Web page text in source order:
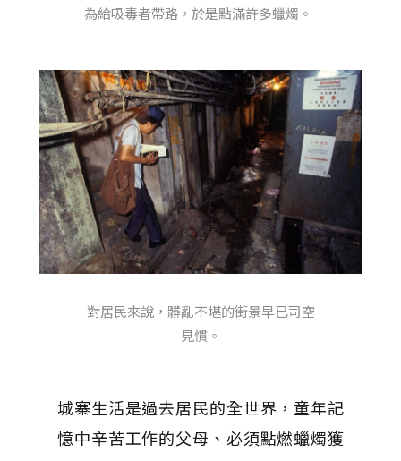
為給吸毒者帶路，於是點滿許多蠟燭。
對居民來說，髒亂不堪的街景早已司空
見慣。
城寨生活是過去居民的全世界，童年記
憶中辛苦工作的父母、必須點燃蠟燭獲